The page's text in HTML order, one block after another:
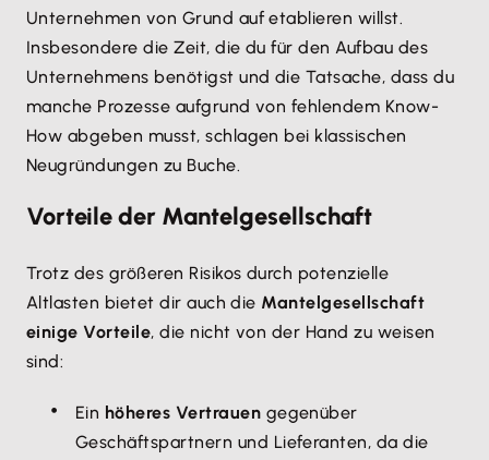
Unternehmen von Grund auf etablieren willst.
Insbesondere die Zeit, die du für den Aufbau des
Unternehmens benötigst und die Tatsache, dass du
manche Prozesse aufgrund von fehlendem Know-
How abgeben musst, schlagen bei klassischen
Neugründungen zu Buche.
Vorteile der Mantelgesellschaft
Trotz des größeren Risikos durch potenzielle
Altlasten bietet dir auch die Mantelgesellschaft
einige Vorteile, die nicht von der Hand zu weisen
sind:
Ein höheres Vertrauen gegenüber
Geschäftspartnern und Lieferanten, da die